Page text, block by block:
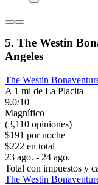
5. The Westin
Angeles
The Westin
A 1 mi de La Placita
9.0/10
Magnífico
(3,110 opiniones)
$191 por noche
$222 en total
23 ago. - 24 ago.
Total con impuestos y
The Westin